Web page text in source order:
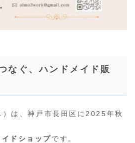
なぐ、ハンドメイド販
は、神戸市長田区に2025年秋
ドショップです。